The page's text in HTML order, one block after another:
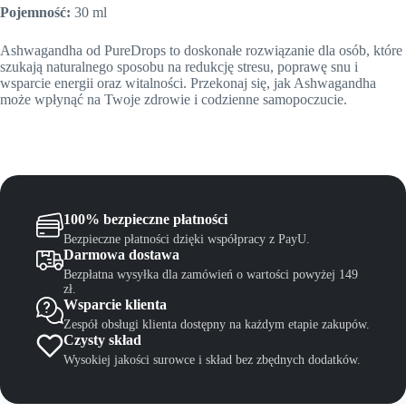
Pojemność: 30 ml
Ashwagandha od PureDrops to doskonałe rozwiązanie dla osób, które
szukają naturalnego sposobu na redukcję stresu, poprawę snu i
wsparcie energii oraz witalności. Przekonaj się, jak Ashwagandha
może wpłynąć na Twoje zdrowie i codzienne samopoczucie.
100% bezpieczne płatności
Bezpieczne płatności dzięki współpracy z PayU.
Darmowa dostawa
Bezpłatna wysyłka dla zamówień o wartości powyżej 149
zł.
Wsparcie klienta
Zespół obsługi klienta dostępny na każdym etapie zakupów.
Czysty skład
Wysokiej jakości surowce i skład bez zbędnych dodatków.